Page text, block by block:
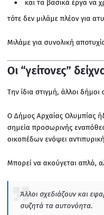
και τα βασικά έργα να
τότε δεν μιλάμε πλέον για
Μιλάμε για συνολική
Οι “γείτονες”
Την ίδια στιγμή, άλλοι
Ο Δήμος Αρχαίας Ολυμπίας
σημεία προσωρινής
οικοπέδων ενόψει
Μπορεί να ακούγεται απλό,
Άλλοι σχεδιάζουν και
συζητά τα αυτονόητα.